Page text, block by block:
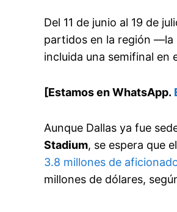
Del 11 de junio al 19 de
partidos en la región —la
incluida una semifinal en
[Estamos en WhatsApp.
Aunque Dallas ya fue
Stadium, se espera que
3.8 millones de
millones de dólares,